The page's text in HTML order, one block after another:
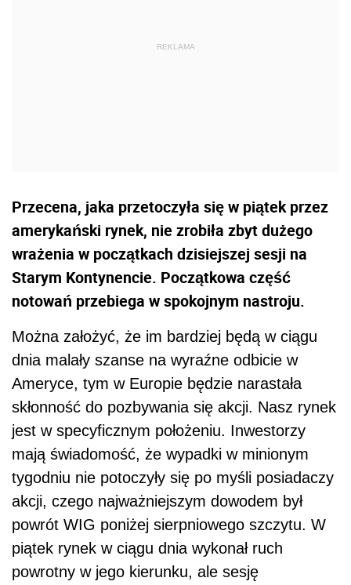
Przecena, jaka przetoczyła się w piątek przez
amerykański rynek, nie zrobiła zbyt dużego
wrażenia w początkach dzisiejszej sesji na
Starym Kontynencie. Początkowa część
notowań przebiega w spokojnym nastroju.
Można założyć, że im bardziej będą w ciągu
dnia malały szanse na wyraźne odbicie w
Ameryce, tym w Europie będzie narastała
skłonność do pozbywania się akcji. Nasz rynek
jest w specyficznym położeniu. Inwestorzy
mają świadomość, że wypadki w minionym
tygodniu nie potoczyły się po myśli posiadaczy
akcji, czego najważniejszym dowodem był
powrót WIG poniżej sierpniowego szczytu. W
piątek rynek w ciągu dnia wykonał ruch
powrotny w jego kierunku, ale sesję